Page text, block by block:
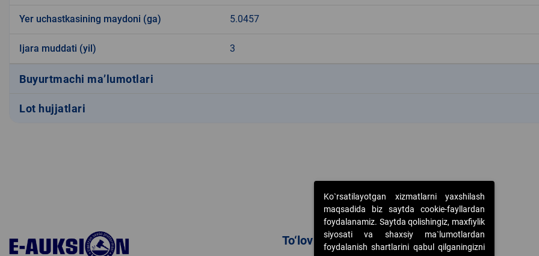
Yer uchastkasining maydoni (ga) 5.0457
Ijara muddati (yil) 3
Buyurtmachi ma’lumotlari
Lot hujjatlari
To‘lov usullari
Ko`rsatilayotgan xizmatlarni yaxshilash
maqsadida biz saytda cookie-fayllardan
foydalanamiz. Saytda qolishingiz, maxfiylik
siyosati va shaxsiy ma`lumotlardan
foydalanish shartlarini qabul qilganingizni